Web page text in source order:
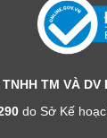
TNHH TM VÀ DV
do Sở Kế